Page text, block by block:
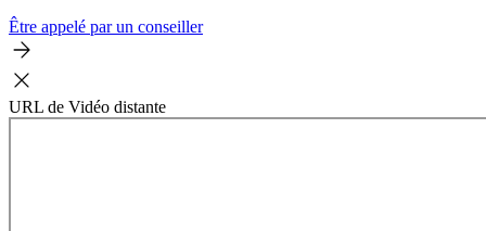
Être appelé par un conseiller
URL de Vidéo distante